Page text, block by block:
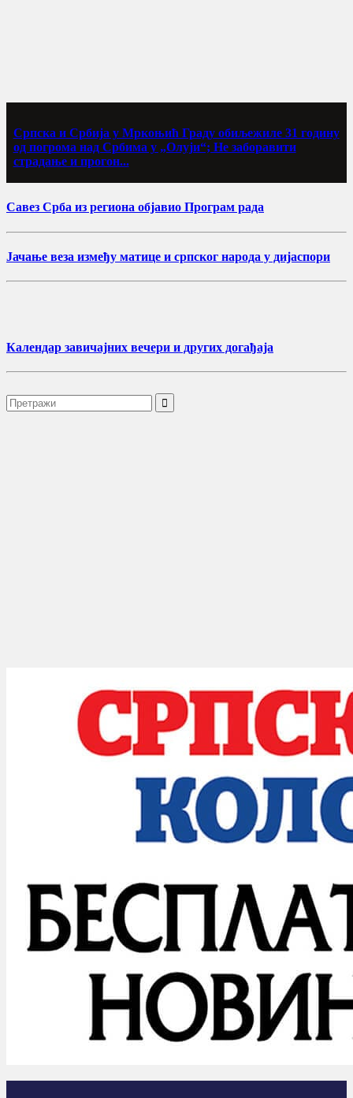
Српска и Србија у Мркоњић Граду обиљежиле 31 годину
од погрома над Србима у „Олуји“; Не заборавити
страдање и прогон...
Савез Срба из региона објавио Програм рада
Јачање веза између матице и српског народа у дијаспори
Календар завичајних вечери и других догађаја